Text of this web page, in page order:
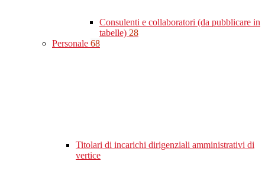
Consulenti e collaboratori (da pubblicare in
tabelle) 28
Personale 68
Titolari di incarichi dirigenziali amministrativi di
vertice